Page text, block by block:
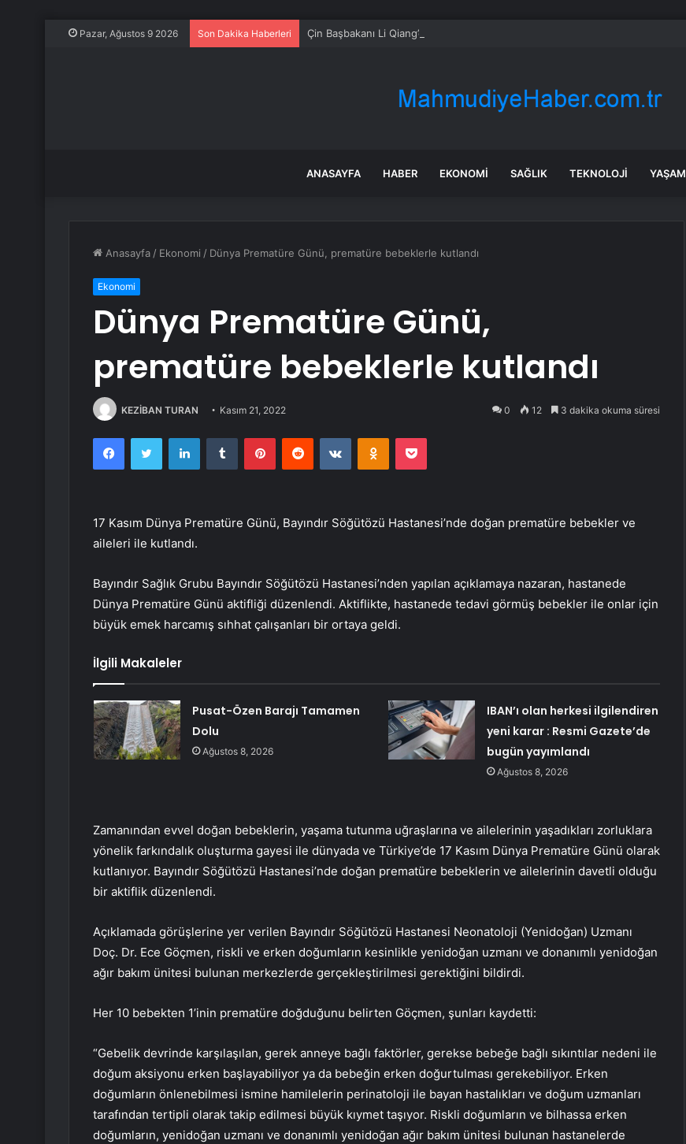
Pazar, Ağustos 9 2026 Son Dakika Haberleri Çin Başbakanı Li Qiang’dan Ukrayna Başbakanı’na tebrik mesajı
ANASAYFA HABER EKONOMI SAĞLIK TEKNOLOJI YAŞAM
Anasayfa / Ekonomi / Dünya Prematüre Günü, prematüre bebeklerle kutlandı
Ekonomi
Dünya Prematüre Günü,
prematüre bebeklerle kutlandı
KEZİBAN TURAN Kasım 21, 2022 0 12 3 dakika okuma süresi
FacebookTwitter LinkedInTumblr PinterestReddit VKontakteOdnoklassniki
Pocket
17 Kasım Dünya Prematüre Günü, Bayındır Söğütözü Hastanesi’nde doğan prematüre bebekler ve
aileleri ile kutlandı.
Bayındır Sağlık Grubu Bayındır Söğütözü Hastanesi’nden yapılan açıklamaya nazaran, hastanede
Dünya Prematüre Günü aktifliği düzenlendi. Aktiflikte, hastanede tedavi görmüş bebekler ile onlar için
büyük emek harcamış sıhhat çalışanları bir ortaya geldi.
İlgili Makaleler
Pusat-Özen Barajı Tamamen
Dolu
Ağustos 8, 2026
IBAN’ı olan herkesi ilgilendiren
yeni karar : Resmi Gazete’de
bugün yayımlandı
Ağustos 8, 2026
Zamanından evvel doğan bebeklerin, yaşama tutunma uğraşlarına ve ailelerinin yaşadıkları zorluklara
yönelik farkındalık oluşturma gayesi ile dünyada ve Türkiye’de 17 Kasım Dünya Prematüre Günü olarak
kutlanıyor. Bayındır Söğütözü Hastanesi’nde doğan prematüre bebeklerin ve ailelerinin davetli olduğu
bir aktiflik düzenlendi.
Açıklamada görüşlerine yer verilen Bayındır Söğütözü Hastanesi Neonatoloji (Yenidoğan) Uzmanı
Doç. Dr. Ece Göçmen, riskli ve erken doğumların kesinlikle yenidoğan uzmanı ve donanımlı yenidoğan
ağır bakım ünitesi bulunan merkezlerde gerçekleştirilmesi gerektiğini bildirdi.
Her 10 bebekten 1’inin prematüre doğduğunu belirten Göçmen, şunları kaydetti:
“Gebelik devrinde karşılaşılan, gerek anneye bağlı faktörler, gerekse bebeğe bağlı sıkıntılar nedeni ile
doğum aksiyonu erken başlayabiliyor ya da bebeğin erken doğurtulması gerekebiliyor. Erken
doğumların önlenebilmesi ismine hamilelerin perinatoloji ile bayan hastalıkları ve doğum uzmanları
tarafından tertipli olarak takip edilmesi büyük kıymet taşıyor. Riskli doğumların ve bilhassa erken
doğumların, yenidoğan uzmanı ve donanımlı yenidoğan ağır bakım ünitesi bulunan hastanelerde